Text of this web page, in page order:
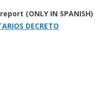
(ONLY IN SPANISH)
DECRETO